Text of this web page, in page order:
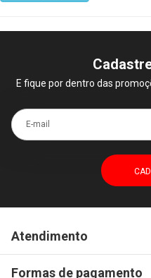
E fique por dentro das
E-mail
Atendimento
Formas de pagamento